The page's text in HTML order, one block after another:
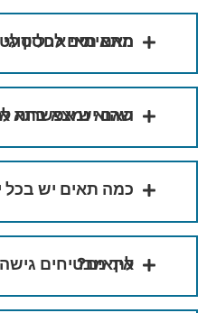
האם תאי אחסון לטלפונים ניידים
האם יש אפשרות לטעון את הטלפון בזמן שהוא
כמה תאים יש בכל
איך מבטיחים גישה נוחה ובטוחה לתאים?